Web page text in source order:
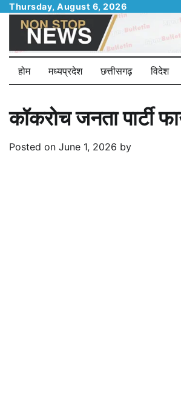
Skip
content
Thursday, August 6, 2026
होम मध्यप्रदेश छत्तीसगढ़ विदेश
कॉकरोच जनता पार्टी
Posted on June 1, 2026 by